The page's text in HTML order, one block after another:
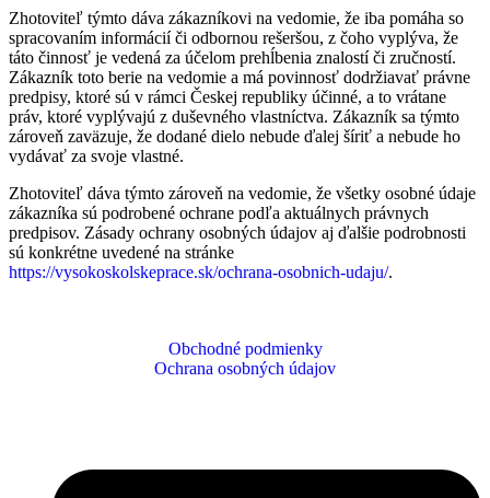
Zhotoviteľ týmto dáva zákazníkovi na vedomie, že iba pomáha so
spracovaním informácií či odbornou rešeršou, z čoho vyplýva, že
táto činnosť je vedená za účelom prehĺbenia znalostí či zručností.
Zákazník toto berie na vedomie a má povinnosť dodržiavať právne
predpisy, ktoré sú v rámci Českej republiky účinné, a to vrátane
práv, ktoré vyplývajú z duševného vlastníctva. Zákazník sa týmto
zároveň zaväzuje, že dodané dielo nebude ďalej šíriť a nebude ho
vydávať za svoje vlastné.
Zhotoviteľ dáva týmto zároveň na vedomie, že všetky osobné údaje
zákazníka sú podrobené ochrane podľa aktuálnych právnych
predpisov. Zásady ochrany osobných údajov aj ďalšie podrobnosti
sú konkrétne uvedené na stránke
https://vysokoskolskeprace.sk/ochrana-osobnich-udaju/.
Obchodné podmienky
Ochrana osobných údajov